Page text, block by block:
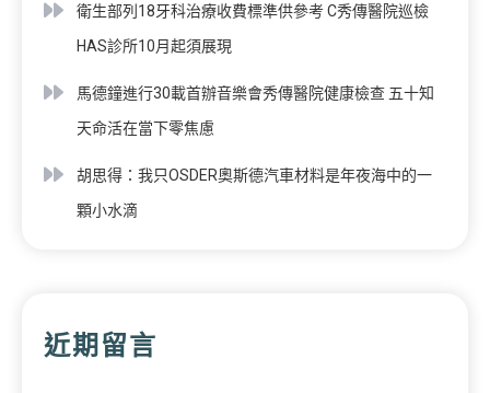
衛生部列18牙科治療收費標準供參考 C秀傳醫院巡檢
HAS診所10月起須展現
馬德鐘進行30載首辦音樂會秀傳醫院健康檢查 五十知
天命活在當下零焦慮
胡思得：我只OSDER奧斯德汽車材料是年夜海中的一
顆小水滴
近期留言